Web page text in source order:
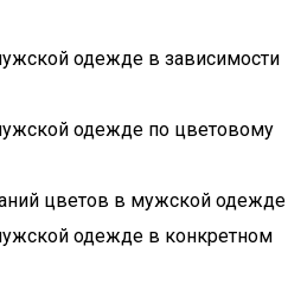
одежде в зависимости
одежде по цветовому
цветов в мужской одежде
одежде в конкретном